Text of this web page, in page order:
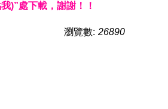
)”處下載，謝謝！！
瀏覽數: 26890